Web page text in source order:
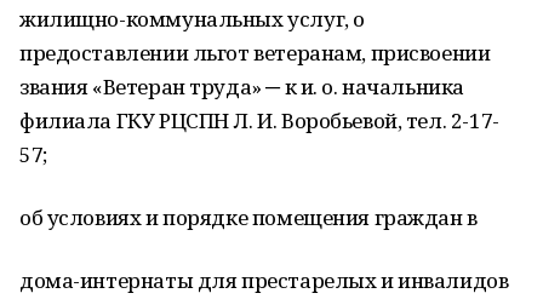
жилищно-коммунальных услуг, о
предоставлении льгот ветеранам, присвоении
звания «Ветеран труда» ─ к и. о. начальника
филиала ГКУ РЦСПН Л. И. Воробьевой, тел. 2-17-
57;
об условиях и порядке помещения граждан в
дома-интернаты для престарелых и инвалидов